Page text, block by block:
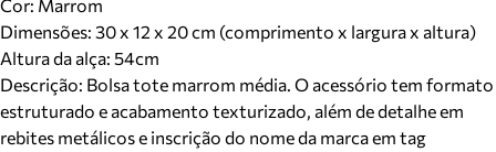
Cor: Marrom
Dimensões: 30 x 12 x 20 cm (comprimento x largura x altura)
Altura da alça: 54cm
Descrição: Bolsa tote marrom média. O acessório tem formato
estruturado e acabamento texturizado, além de detalhe em
rebites metálicos e inscrição do nome da marca em tag